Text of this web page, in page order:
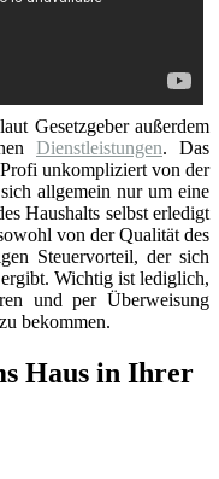
Gesetzgeber außerdem
Dienstleistungen. Das
unkompliziert von der
allgemein nur um eine
Haushalts selbst erledigt
von der Qualität des
Steuervorteil, der sich
ergibt. Wichtig ist lediglich,
und per Überweisung
bekommen.
Haus in Ihrer